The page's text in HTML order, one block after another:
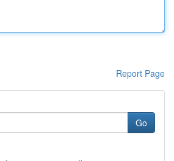
Report Page
Go